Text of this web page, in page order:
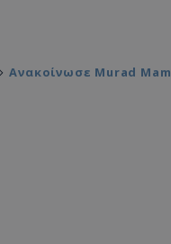
Ανακοίνωσε Murad